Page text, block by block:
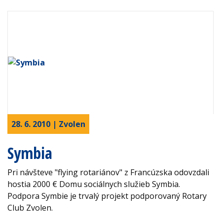
28. 6. 2010 | Zvolen
Symbia
Pri návšteve "flying rotariánov" z Francúzska odovzdali
hostia 2000 € Domu sociálnych služieb Symbia.
Podpora Symbie je trvalý projekt podporovaný Rotary
Club Zvolen.